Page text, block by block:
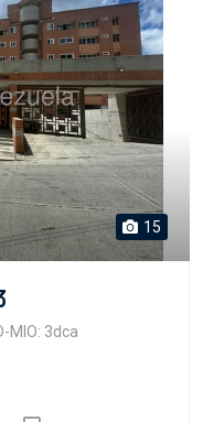
15
MIO: 3dca